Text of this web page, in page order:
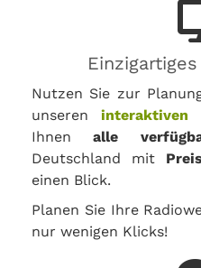
Nutzen Sie zur
unseren interaktiven
Ihnenalle
Deutschland mit
einen Blick.
Planen Sie Ihre
nur wenigen Klicks!